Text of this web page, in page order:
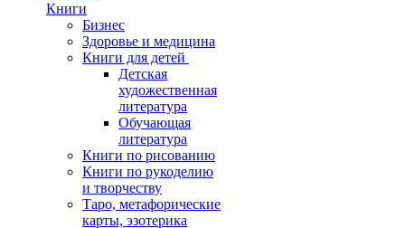
Книги
Бизнес
Здоровье и медицина
Книги для детей
Детская
художественная
литература
Обучающая
литература
Книги по рисованию
Книги по рукоделию
и творчеству
Таро, метафорические
карты, эзотерика